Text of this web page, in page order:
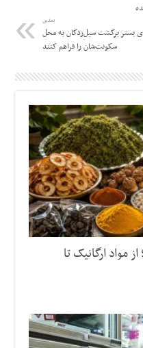
بعدی
بستر برگشت سیل‌زدگان به محل
سکونت‌شان را فراهم کنند
مواد ارگانیک تا